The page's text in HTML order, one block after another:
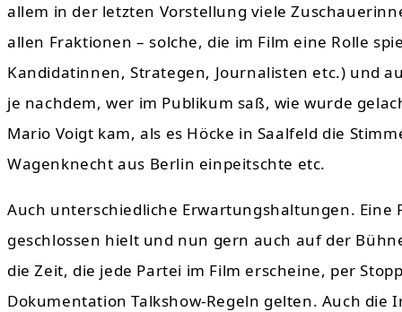
allem in der letzten Vorstellung viele
allen Fraktionen – solche, die im Film eine Rolle
Kandidatinnen, Strategen, Journalisten etc.) und
je nachdem, wer im Publikum saß, wie wurde
Mario Voigt kam, als es Höcke in Saalfeld die
Wagenknecht aus Berlin einpeitschte etc.
Auch unterschiedliche Erwartungshaltungen.
geschlossen hielt und nun gern auch auf der
die Zeit, die jede Partei im Film erscheine, per
Dokumentation Talkshow-Regeln gelten. Auch